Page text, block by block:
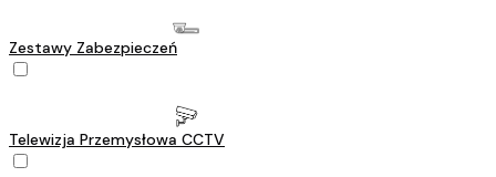
Zestawy Zabezpieczeń
Telewizja Przemysłowa CCTV